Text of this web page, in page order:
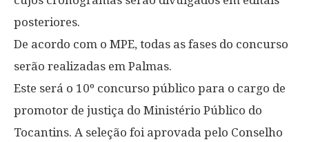
posteriores.
De acordo com o MPE, todas as fases do concurso
serão realizadas em Palmas.
Este será o 10º concurso público para o cargo de
promotor de justiça do Ministério Público do
Tocantins. A seleção foi aprovada pelo Conselho